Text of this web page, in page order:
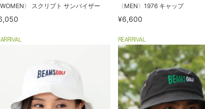
WOMEN〉 スクリプト サンバイザー
〈MEN〉1976 キャップ
¥6,600
REARRIVAL